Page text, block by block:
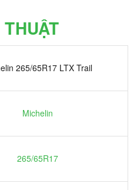
265/65R17 LTX Trail
Michelin
265/65R17